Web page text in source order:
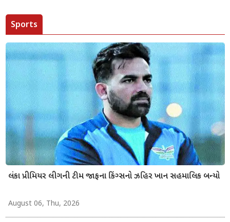
Sports
લંકા પ્રીમિયર લીગની ટીમ જાફના કિંગ્સનો ઝહિર ખાન સહમાલિક બન્યો
August 06, Thu, 2026